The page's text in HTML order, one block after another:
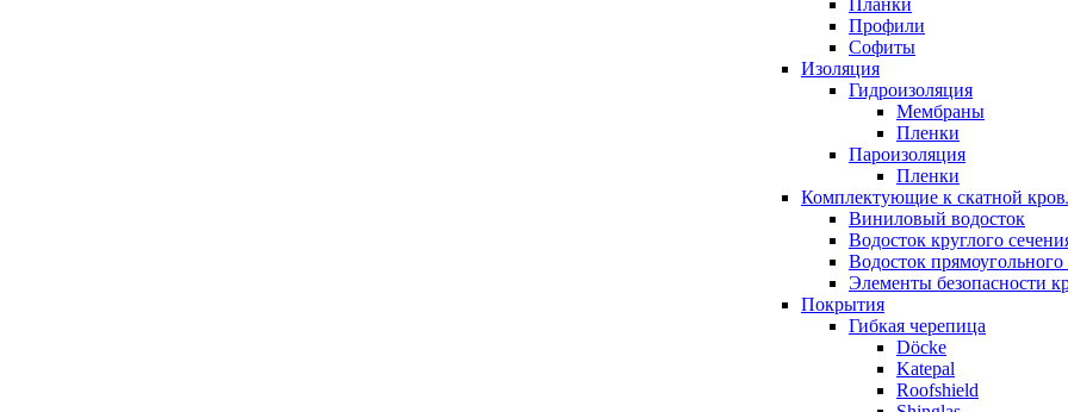
Планки
Профили
Софиты
Изоляция
Гидроизоляция
Мембраны
Пленки
Пароизоляция
Пленки
Комплектующие к скатной
Виниловый водосток
Водосток круглого
Водосток прямоугольного
Элементы безопасности
Покрытия
Гибкая черепица
Döcke
Katepal
Roofshield